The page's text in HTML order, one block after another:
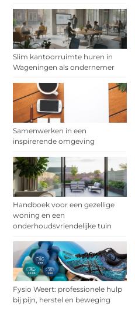
Slim kantoorruimte huren in
Wageningen als ondernemer
Samenwerken in een
inspirerende omgeving
Handboek voor een gezellige
woning en een
onderhoudsvriendelijke tuin
Fysio Weert: professionele hulp
bij pijn, herstel en beweging